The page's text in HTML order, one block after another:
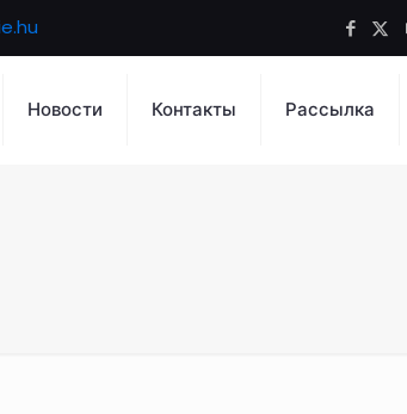
Новости Контакты Рассылка